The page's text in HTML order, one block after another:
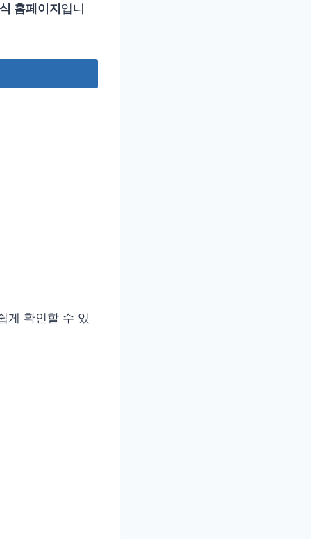
홈페이지입니
게 확인할 수 있